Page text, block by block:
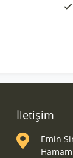
İletişim
Emin